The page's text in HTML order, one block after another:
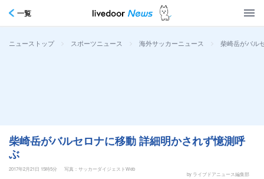
一覧
ニューストップ > スポーツニュース > 海外サッカーニュース > 柴崎岳がバル
柴崎岳がバルセロナに移動 詳細明かされず憶測呼
ぶ
2017年2月21日 15時5分
写真：サッカーダイジェストWeb
by ライブドアニュース編集部